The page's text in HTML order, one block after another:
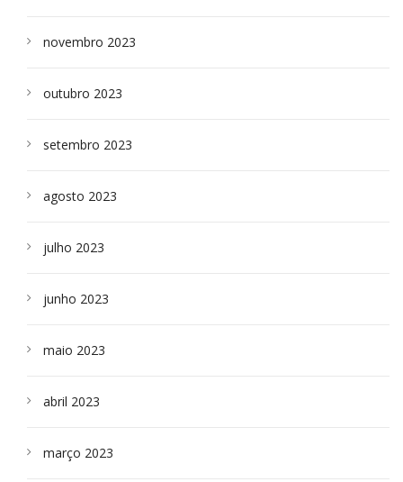
novembro 2023
outubro 2023
setembro 2023
agosto 2023
julho 2023
junho 2023
maio 2023
abril 2023
março 2023